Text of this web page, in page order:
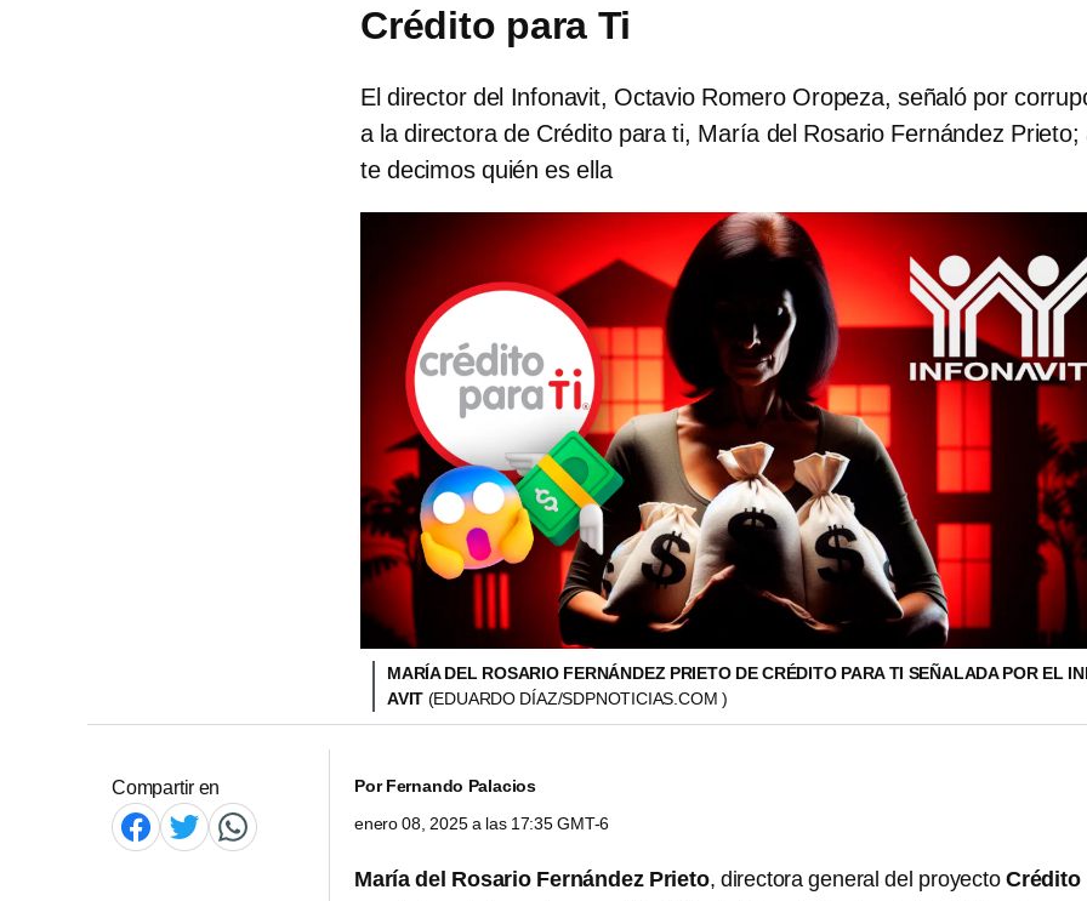
Crédito para Ti
El director del Infonavit, Octavio Romero Oropeza, señaló por
a la directora de Crédito para ti, María del Rosario Fernández Prieto;
te decimos quién es ella
MARÍA DEL ROSARIO FERNÁNDEZ PRIETO DE CRÉDITO PARA TI SEÑALADA POR EL
AVIT (EDUARDO DÍAZ/SDPNOTICIAS.COM )
Compartir en PorFernando Palacios
enero 08, 2025 a las 17:35 GMT-6
María del Rosario Fernández Prieto, directora general del proyectoCrédito